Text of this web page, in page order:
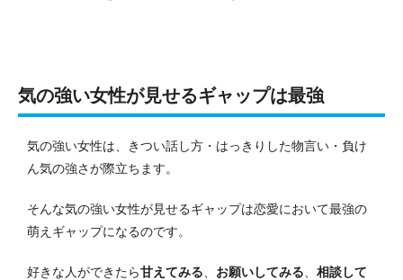
気の強い女性が見せるギャップは最強
気の強い女性は、きつい話し方・はっきりした物言い・負け
ん気の強さが際立ちます。
そんな気の強い女性が見せるギャップは恋愛において最強の
萌えギャップになるのです。
好きな人ができたら甘えてみる お願いしてみる
相談して